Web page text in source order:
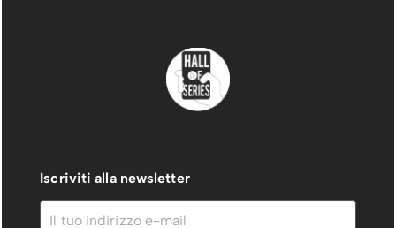
Iscriviti alla newsletter